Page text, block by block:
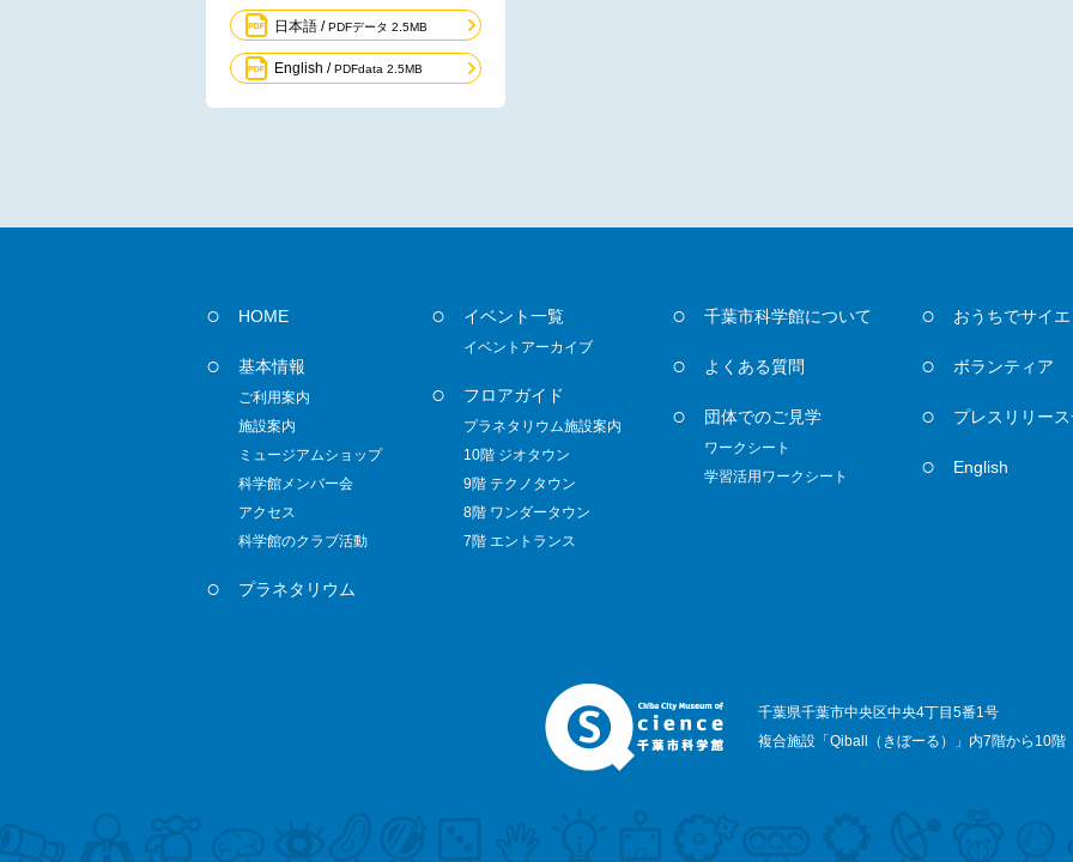
日本語 /PDFデータ 2.5MB
English /PDFdata 2.5MB
HOME
基本情報
ご利用案内
施設案内
ミュージアムショップ
科学館メンバー会
アクセス
科学館のクラブ活動
プラネタリウム
イベント一覧
イベントアーカイブ
フロアガイド
プラネタリウム施設案内
10階 ジオタウン
9階 テクノタウン
8階 ワンダータウン
7階 エントランス
千葉市科学館について
よくある質問
団体でのご見学
ワークシート
学習活用ワークシート
おうちでサイエ
ボランティア
プレスリリー
English
千葉県千葉市中央区中央4丁目5番1号
複合施設「Qiball（きぼーる）」内7階から10階